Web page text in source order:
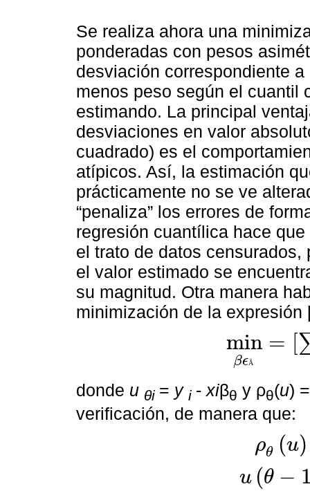
Se realiza ahora una
ponderadas con pesos
desviación correspondiente
menos peso según el cuantil
estimando. La principal
desviaciones en valor
cuadrado) es el
atípicos. Así, la estimación
prácticamente no se ve
“penaliza” los errores de
regresión cuantílica hace
el trato de datos
el valor estimado se
su magnitud. Otra manera
minimización de la expresión
min
βϵÅ
= [
minβϵÅ= ∑t=1n u
donde u θi = y i - xiβθ y ρθ(u)
verificación, de manera que:
ρθ (u)
u (θ −
θu: uθ -1s uθ s u